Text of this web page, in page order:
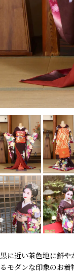
黒に近い茶色地に鮮
るモダンな印象のお着